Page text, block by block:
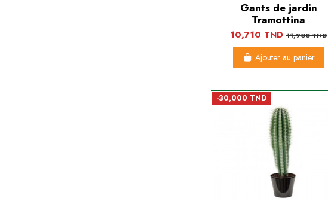
Gants de jardin
Tramottina
10,710 TND11,900 TND
Ajouter au panier
-30,000 TND